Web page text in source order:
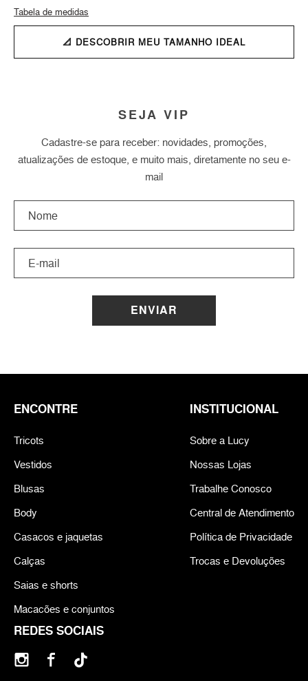
Tabela de medidas
📐 DESCOBRIR MEU TAMANHO IDEAL
SEJA VIP
Cadastre-se para receber: novidades, promoções,
atualizações de estoque, e muito mais, diretamente no seu e-
mail
ENVIAR
REDES SOCIAIS
ENCONTRE
Tricots
Vestidos
Blusas
Body
Casacos e jaquetas
Calças
Saias e shorts
Macacões e conjuntos
INSTITUCIONAL
Sobre a Lucy
Nossas Lojas
Trabalhe Conosco
Central de Atendimento
Política de Privacidade
Trocas e Devoluções